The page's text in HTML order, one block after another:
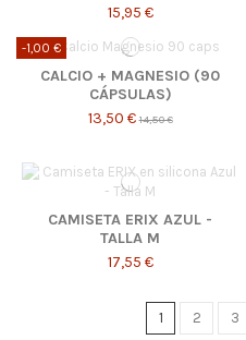
15,95 €
-1,00 €
CALCIO + MAGNESIO (90
CÁPSULAS)
13,50 €14,50 €
CAMISETA ERIX AZUL -
TALLA M
17,55 €
1 2 3